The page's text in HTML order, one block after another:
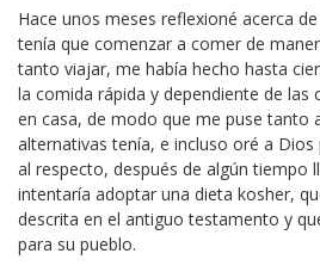
Hace unos meses reflexioné acerca
tenía que comenzar a comer de
tanto viajar, me había hecho hasta
la comida rápida y dependiente de las
en casa, de modo que me puse tanto
alternativas tenía, e incluso oré a
al respecto, después de algún tiempo
intentaría adoptar una dieta kosher,
descrita en el antiguo testamento y
para su pueblo.